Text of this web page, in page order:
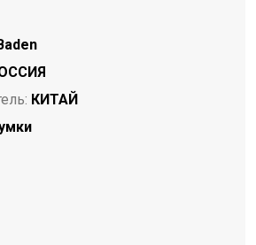
КИТАЙ